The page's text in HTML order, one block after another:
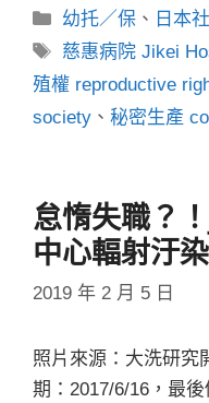
分
類
幼托／保 、 日本
標
籤
慈惠病院 Jikei
殖權 reproductive
society 、 秘密生產
怠惰失職？
中心輻射汙
2019 年 2 月 5 日
照片來源：大洗研究
期：2017/6/16，最